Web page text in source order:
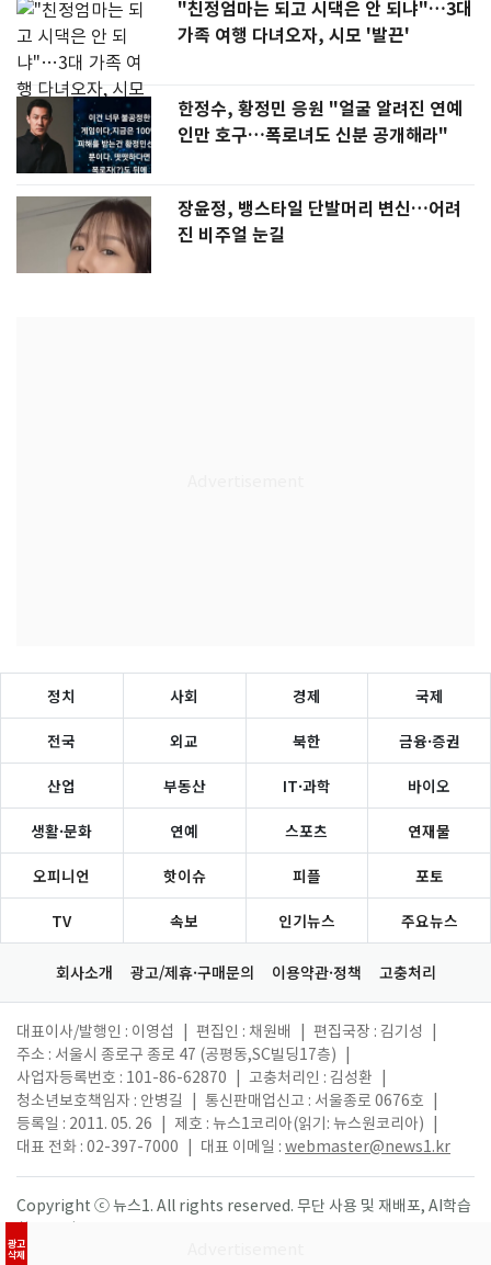
"친정엄마는 되고 시댁은 안 되냐"…3대
가족 여행 다녀오자, 시모 '발끈'
한정수, 황정민 응원 "얼굴 알려진 연예
인만 호구…폭로녀도 신분 공개해라"
장윤정, 뱅스타일 단발머리 변신…어려
진 비주얼 눈길
광고
삭제
정치 사회 경제 국제
전국 외교 북한 금융·증권
산업 부동산 IT·과학 바이오
생활·문화 연예 스포츠 연재물
오피니언 핫이슈 피플 포토
TV 속보 인기뉴스 주요뉴스
회사소개 광고/제휴·구매문의 이용약관·정책 고충처리
대표이사/발행인 : 이영섭 편집인 : 채원배 편집국장 : 김기성
주소 : 서울시 종로구 종로 47 (공평동,SC빌딩17층)
사업자등록번호 : 101-86-62870
고충처리인 : 김성환
청소년보호책임자 : 안병길
통신판매업신고 : 서울종로 0676호
등록일 : 2011. 05. 26
제호 : 뉴스1코리아(읽기: 뉴스원코리아)
대표 전화 : 02-397-7000
대표 이메일 : webmaster@news1.kr
Copyright ⓒ 뉴스1. All rights reserved. 무단 사용 및 재배포, AI학습